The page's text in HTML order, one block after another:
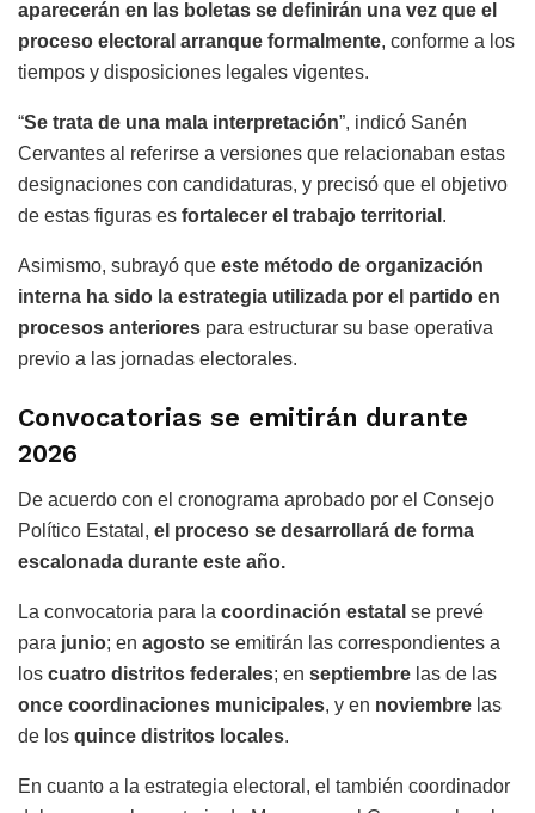
aparecerán en las boletas se definirán una vez que el
proceso electoral arranque formalmente, conforme a los
tiempos y disposiciones legales vigentes.
“Se trata de una mala interpretación”, indicó Sanén
Cervantes al referirse a versiones que relacionaban estas
designaciones con candidaturas, y precisó que el objetivo
de estas figuras es fortalecer el trabajo territorial .
Asimismo, subrayó que este método de organización
interna ha sido la estrategia utilizada por el partido en
procesos anteriores para estructurar su base operativa
previo a las jornadas electorales.
Convocatorias se emitirán durante
2026
De acuerdo con el cronograma aprobado por el Consejo
Político Estatal, el proceso se desarrollará de forma
escalonada durante este año.
La convocatoria para la coordinación estatal se prevé
para junio; en agosto se emitirán las correspondientes a
los cuatro distritos federales; en septiembre las de las
once coordinaciones municipales, y en noviembre las
de los quince distritos locales.
En cuanto a la estrategia electoral, el también coordinador